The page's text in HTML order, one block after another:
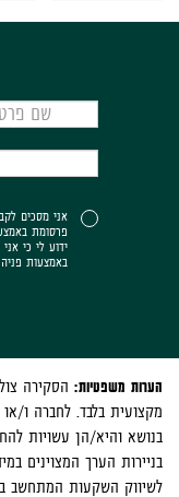
אני מסכים
פרסומת
ידוע לי כי
באמצעות
הערות משפטיות:
מקצועית בלבד. לחברה ו/
בנושא והיא/הן עשויות
בניירות הערך המצוינים
לשיווק השקעות המתחשב